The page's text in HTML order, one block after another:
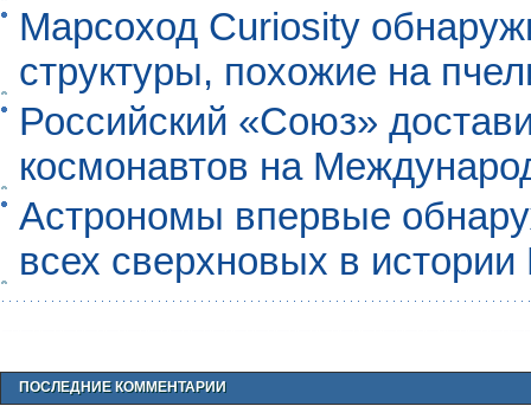
Марсоход Curiosity
структуры, похожие на
Российский «Союз»
космонавтов на
Астрономы впервые
всех сверхновых в
ПОСЛЕДНИЕ КОММЕНТАРИИ